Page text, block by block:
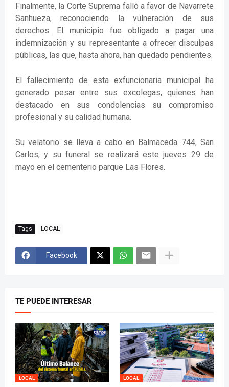
Finalmente, la Corte Suprema falló a favor de Navarrete
Sanhueza, reconociendo la vulneración de sus
derechos. El municipio fue obligado a pagar una
indemnización y su representante a ofrecer disculpas
públicas, las que, hasta ahora, han quedado pendientes.
El fallecimiento de esta exfuncionaria municipal ha
generado pesar entre sus excolegas, quienes han
destacado en sus condolencias su compromiso
profesional y su calidad humana.
Su velatorio se lleva a cabo en Balmaceda 744, San
Carlos, y su funeral se realizará este jueves 29 de
mayo en el cementerio parque Las Flores.
Tags LOCAL
Facebook
TE PUEDE INTERESAR
LOCAL LOCAL